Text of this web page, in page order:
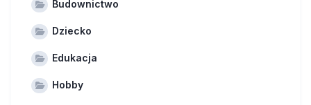
Budownictwo
Dziecko
Edukacja
Hobby